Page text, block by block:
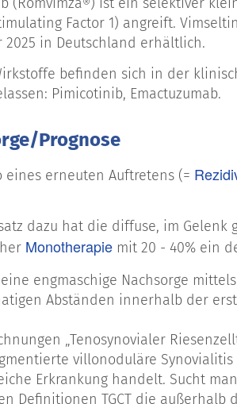
®
Factor 1) angreift.
2025 in Deutschland erhältlich.
befinden sich in der
Pimicotinib, Emactuzumab.
Prognose
eines erneuten Auftretens (=
dazu hat die diffuse, im
Monotherapie mit 20 - 40% ein
engmaschige Nachsorge
Abständen innerhalb der
„Tenosynovialer
villonoduläre
Erkrankung handelt. Sucht
Definitionen TGCT die außerhalb